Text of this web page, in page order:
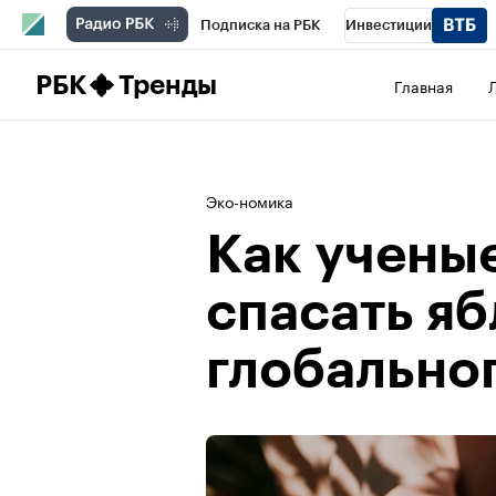
Подписка на РБК Инвестиции
РБК Тренды Главная
Эко-номика
Как
спасать